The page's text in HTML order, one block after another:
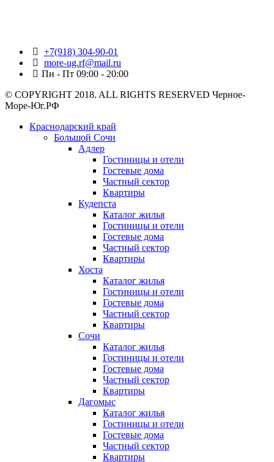
+7(918) 304-90-01
more-ug.rf@mail.ru
Пн - Пт 09:00 - 20:00
© COPYRIGHT 2018. ALL RIGHTS RESERVED Черное-
Море-Юг.РФ
Краснодарский край
Большой Сочи
Адлер
Гостиницы и отели
Гостевые дома
Частный сектор
Квартиры
Кудепста
Каталог жилья
Гостиницы и отели
Гостевые дома
Частный сектор
Квартиры
Хоста
Каталог жилья
Гостиницы и отели
Гостевые дома
Частный сектор
Квартиры
Сочи
Каталог жилья
Гостиницы и отели
Гостевые дома
Частный сектор
Квартиры
Дагомыс
Каталог жилья
Гостиницы и отели
Гостевые дома
Частный сектор
Квартиры